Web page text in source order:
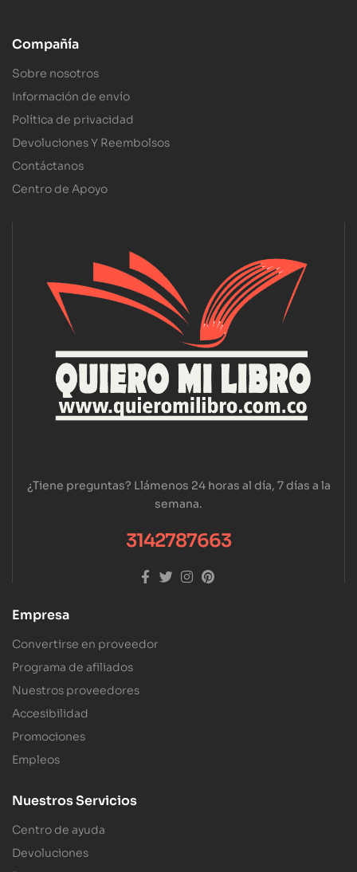
Compañía
Sobre nosotros
Información de envío
Política de privacidad
Devoluciones Y Reembolsos
Contáctanos
Centro de Apoyo
¿Tiene preguntas? Llámenos 24 horas al día, 7 días a la
semana.
3142787663
Empresa
Convertirse en proveedor
Programa de afiliados
Nuestros proveedores
Accesibilidad
Promociones
Empleos
Nuestros Servicios
Centro de ayuda
Devoluciones